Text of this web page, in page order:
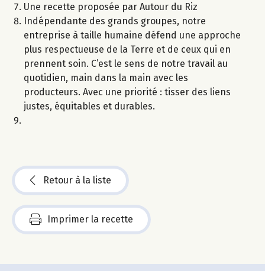
Une recette proposée par Autour du Riz
Indépendante des grands groupes, notre
entreprise à taille humaine défend une approche
plus respectueuse de la Terre et de ceux qui en
prennent soin. C’est le sens de notre travail au
quotidien, main dans la main avec les
producteurs. Avec une priorité : tisser des liens
justes, équitables et durables.
Retour à la liste
Imprimer la recette